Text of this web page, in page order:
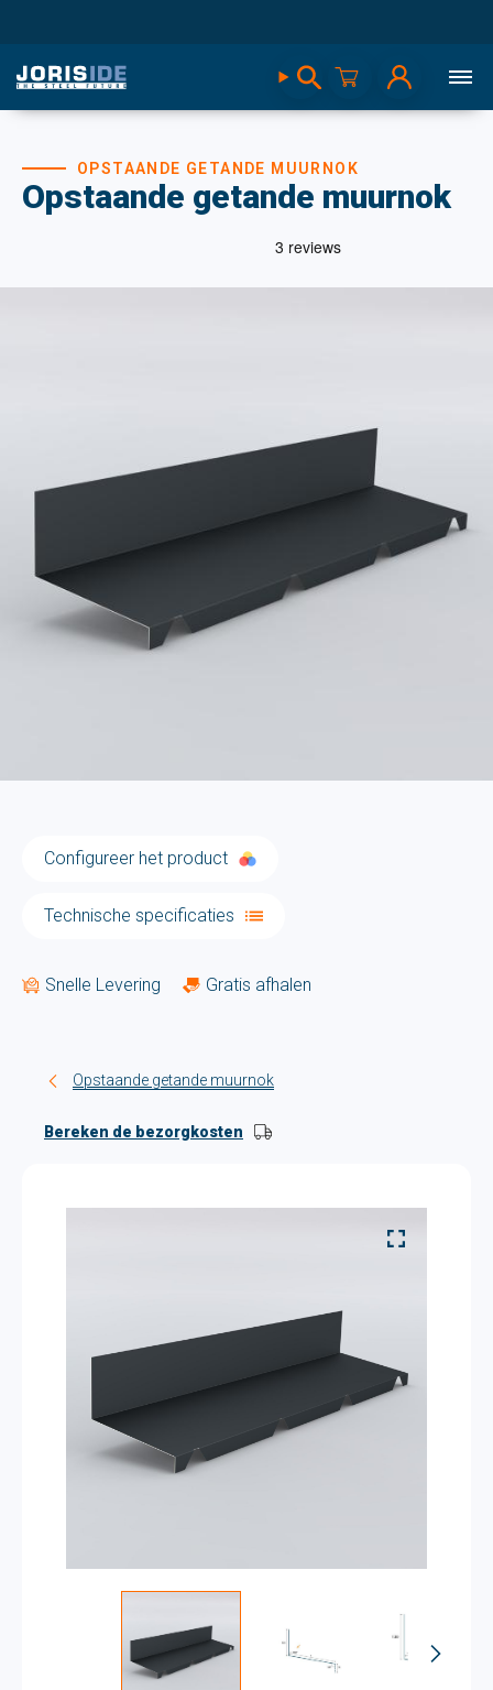
Opstaande getande muurnok
OPSTAANDE GETANDE MUURNOK
Configureer het product
Technische specificaties
Snelle Levering Gratis afhalen
Opstaande getande muurnok
Bereken de bezorgkosten